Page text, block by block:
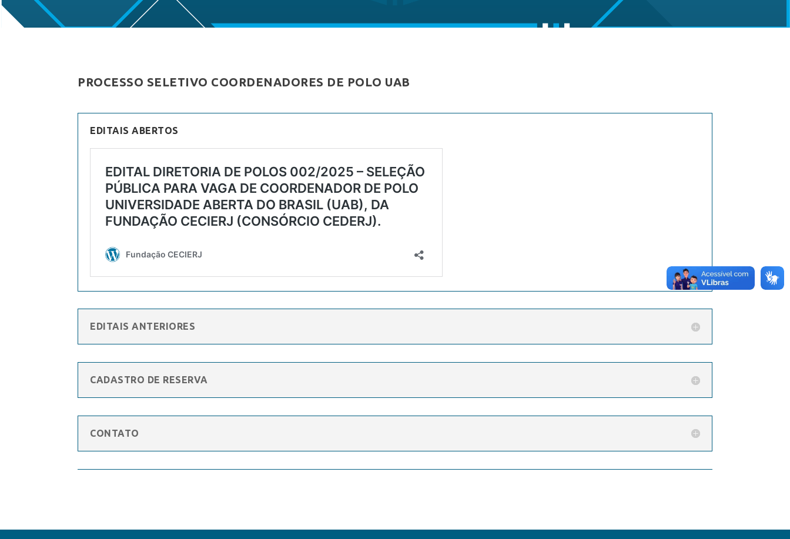
PROCESSO SELETIVO COORDENADORES DE POLO UAB
EDITAIS ABERTOS
EDITAIS ANTERIORES
CADASTRO DE RESERVA
CONTATO